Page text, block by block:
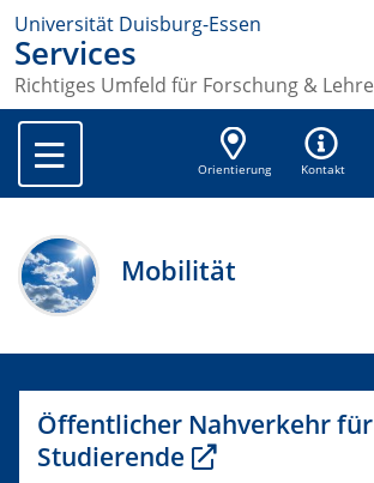
Universität Duisburg-Essen
Services
Richtiges Umfeld für Forschung & Lehre
Orientierung Kontakt
Mobilität
Öffentlicher Nahverkehr für
Studierende